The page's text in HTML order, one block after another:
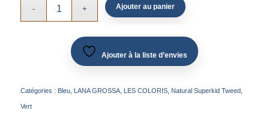
Ajouter au panier
Ajouter à la liste d’envies
Catégories : Bleu, LANA GROSSA, LES COLORIS, Natural Superkid Tweed,
Vert